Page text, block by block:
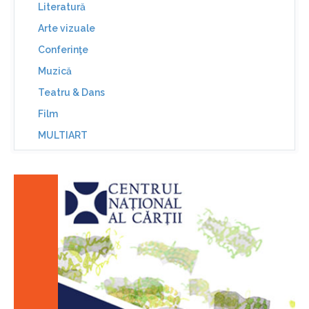
Literatură
Arte vizuale
Conferinţe
Muzică
Teatru & Dans
Film
MULTIART